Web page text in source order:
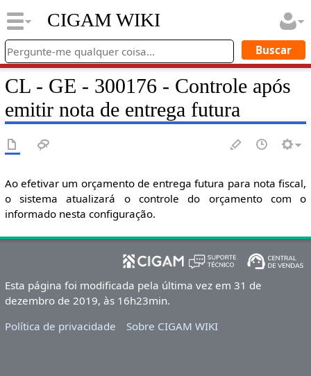
CIGAM WIKI
CL - GE - 300176 - Controle após
emitir nota de entrega futura
Ao efetivar um orçamento de entrega futura para nota fiscal,
o sistema atualizará o controle do orçamento com o
informado nesta configuração.
Esta página foi modificada pela última vez em 31 de
dezembro de 2019, às 16h23min.
Política de privacidade
Sobre CIGAM WIKI